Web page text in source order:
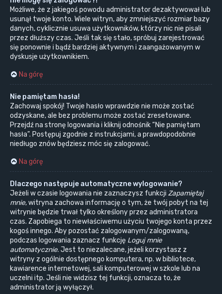
Możliwe, że z jakiegoś powodu administrator dezaktywował lub
usunął twoje konto. Wiele witryn, aby zmniejszyć rozmiar bazy
danych, cyklicznie usuwa użytkowników, którzy nic nie pisali
przez dłuższy czas. Jeśli tak się stało, spróbuj zarejestrować
się ponownie i bądź bardziej aktywnym i zaangażowanym w
dyskusje użytkownikiem.
Na górę
Nie pamiętam hasła!
Zachowaj spokój! Twoje hasło wprawdzie nie może zostać
odzyskane, ale bez problemu może zostać zresetowane.
Przejdź na stronę logowania i kliknij odnośnik “Nie pamiętam
hasła”. Postępuj zgodnie z instrukcjami, a prawdopodobnie
niedługo znów będziesz móc się zalogować.
Na górę
Dlaczego następuje automatyczne wylogowanie?
Jeżeli w czasie logowania nie zaznaczysz funkcji Zapamiętaj
mnie, witryna zachowa informację o tym, że twój pobyt na tej
witrynie będzie trwał tylko określony przez administratora
czas. Zapobiega to niewłaściwemu użyciu twojego konta przez
kogoś innego. Aby pozostać zalogowanym/zalogowaną,
podczas logowania zaznacz funkcję Loguj mnie
automatycznie. Jest to niezalecane, jeżeli korzystasz z
witryny z ogólnie dostępnego komputera, np. w bibliotece,
kawiarence internetowej, sali komputerowej w szkole lub na
uczelni itp. Jeśli nie widzisz tej funkcji, oznacza to, że
administrator ją wyłączył.